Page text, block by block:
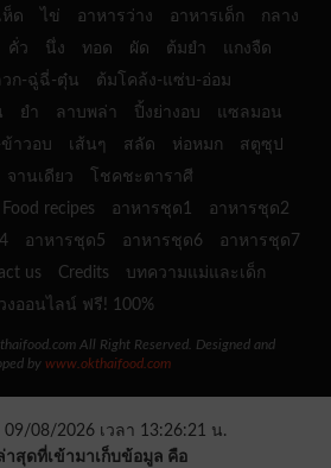
ห็ด ไข่ อาหารว่าง อาหารเด็ก
กลาง
คั่ว นึ่ง ทอด ผัด ต้มยำ
แกงจืด
วก-ฉู่ฉี่-ตุ๋น
ต้มโคล้ง-แซ่บ-อ่อม
ยำ ลาบพล่า ปิ้งย่างอบ
แซลมอน
าวอบ เส้นๆ สลัด ห่อหมก
สตูซุป
จานเดียว
โชคชะตาราศี
recipes
อาหารชุด1
อาหารชุด2
อาหารชุด5 อาหารชุด6
อาหารชุด7
us Credits
บทความแม่และเด็ก
งออนไลน์ ฟรี! 100%
All Right Reserved. Designed and
by www.okthaifood.com
08/2026 เวลา 13:26:21 น.
าสุดที่เข้ามาเก็บข้อมูล คือ